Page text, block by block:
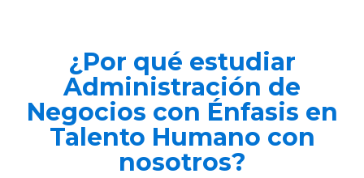
¿Por qué estudiar
Administración de
Negocios con Énfasis en
Talento Humano con
nosotros?